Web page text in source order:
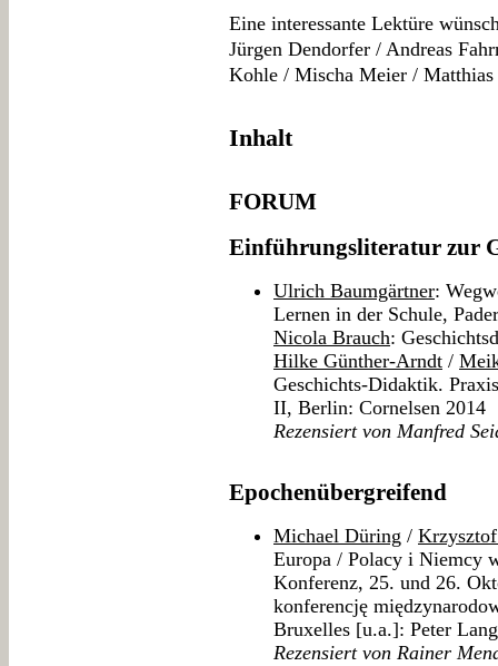
Eine interessante Lektüre
Jürgen Dendorfer / Andreas
Kohle / Mischa Meier / Matthias
Inhalt
FORUM
Einführungsliteratur zur
Ulrich Baumgärtner:
Lernen in der Schule,
Nicola Brauch:
Hilke Günther-Arndt /
Geschichts-Didaktik.
II, Berlin: Cornelsen 2014
Rezensiert von Manfred
Epochenübergreifend
Michael Düring /
Europa / Polacy i Niemcy
Konferenz, 25. und 26.
konferencję
Bruxelles [u.a.]: Peter
Rezensiert von Rainer